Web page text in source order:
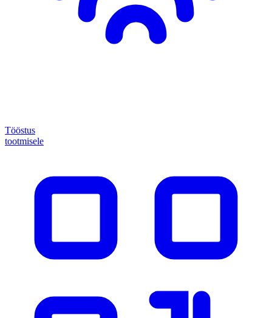
Tööstus
tootmisele